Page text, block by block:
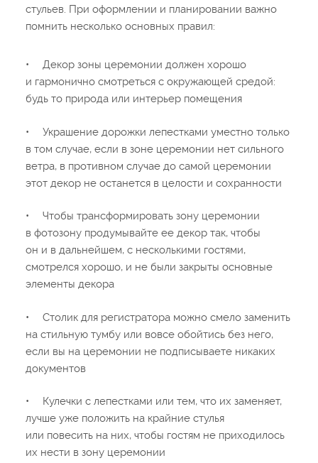
стульев. При оформлении и планировании важно
помнить несколько основных правил:
•
Декор зоны церемонии должен хорошо
и гармонично смотреться с окружающей средой:
будь то природа или интерьер помещения
•
Украшение дорожки лепестками уместно только
в том случае, если в зоне церемонии нет сильного
ветра, в противном случае до самой церемонии
этот декор не останется в целости и сохранности
•
Чтобы трансформировать зону церемонии
в фотозону продумывайте ее декор так, чтобы
он и в дальнейшем, с несколькими гостями,
смотрелся хорошо, и не были закрыты основные
элементы декора
•
Столик для регистратора можно смело заменить
на стильную тумбу или вовсе обойтись без него,
если вы на церемонии не подписываете никаких
документов
•
Кулечки с лепестками или тем, что их заменяет,
лучше уже положить на крайние стулья
или повесить на них, чтобы гостям не приходилось
их нести в зону церемонии